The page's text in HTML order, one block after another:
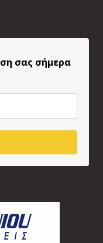
σας σήμερα